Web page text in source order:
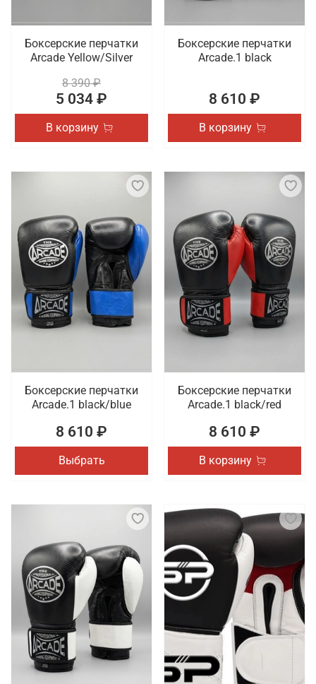
Боксерские перчатки
Arcade Yellow/Silver
8 390 ₽
5 034 ₽
В корзину
Боксерские перчатки
Arcade.1 black
8 610 ₽
В корзину
Боксерские перчатки
Arcade.1 black/blue
8 610 ₽
Выбрать
Боксерские перчатки
Arcade.1 black/red
8 610 ₽
В корзину